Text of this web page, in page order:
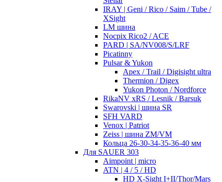
IRAY | Geni / Rico / Saim / Tube /
XSight
LM шина
Nocpix Rico2 / ACE
PARD | SA/NV008/S/LRF
Picatinny
Pulsar & Yukon
Apex / Trail / Digisight ultra
Thermion / Digex
Yukon Photon / Nordforce
RikaNV xRS / Lesnik / Barsuk
Swarovski | шина SR
SFH VARD
Venox | Patriot
Zeiss | шина ZM/VM
Кольца 26-30-34-35-36-40 мм
Для SAUER 303
Aimpoint | micro
ATN | 4 / 5 / HD
HD X-Sight I+II/Thor/Mars